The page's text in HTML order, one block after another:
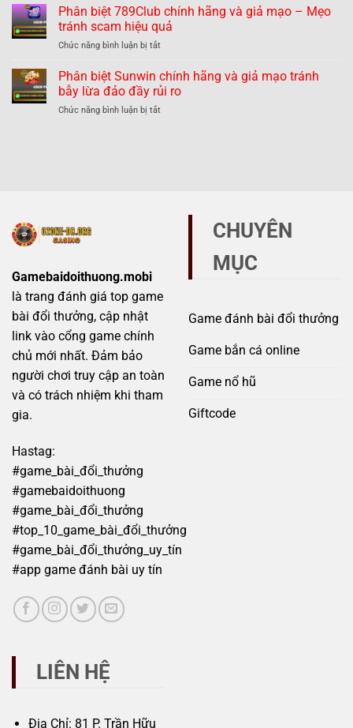
dàng
tránh
đảo
giả
mạo
Thực
thế
nào?
biệt
Hitclub
chính
hãng
giả
mạo
Những
Phân biệt 789Club chính hãng và giả mạo – Mẹo
tránh scam hiệu quả
Chức năng bình luận bị tắt
biệt
789Club
chính
hãng
Phân biệt Sunwin chính hãng và giả mạo tránh
bẫy lừa đảo đầy rủi ro
Chức năng bình luận bị tắt
rủi
Gamebaidoithuong.mobi
là trang đánh giá top game
bài đổi thưởng, cập nhật
link vào cổng game chính
chủ mới nhất. Đảm bảo
người chơi truy cập an toàn
và có trách nhiệm khi tham
gia.
Hastag:
#game_bài_đổi_thưởng
#gamebaidoithuong
#game_bài_đổi_thưởng
#top_10_game_bài_đổi_thưởng
#game_bài_đổi_thưởng_uy_tín
#app game đánh bài uy tín
CHUYÊN
MỤC
Game đánh bài đổi thưởng
Game bắn cá online
Game nổ hũ
Giftcode
LIÊN HỆ
Địa Chỉ: 81 P. Trần Hữu